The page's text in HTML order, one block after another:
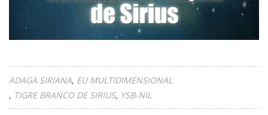
ADAGA SIRIANA EU MULTIDIMENSIONAL
TIGRE BRANCO DE SIRIUS YSB-NIL